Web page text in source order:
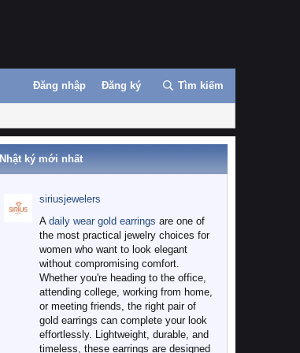
Đăng nhập Đăng ký Tìm kiếm
Nhật ký mới nhất
siriusjewelers
A daily wear gold earrings are one of
the most practical jewelry choices for
women who want to look elegant
without compromising comfort.
Whether you're heading to the office,
attending college, working from home,
or meeting friends, the right pair of
gold earrings can complete your look
effortlessly. Lightweight, durable, and
timeless, these earrings are designed